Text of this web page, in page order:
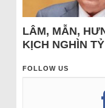
LÂM, MẪN,
KỊCH NGHÌN
FOLLOW US